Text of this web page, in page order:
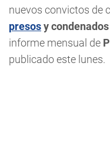
nuevos convictos de
presosy
informe mensual de
publicado este lunes.